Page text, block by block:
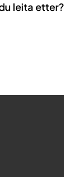
leita etter?